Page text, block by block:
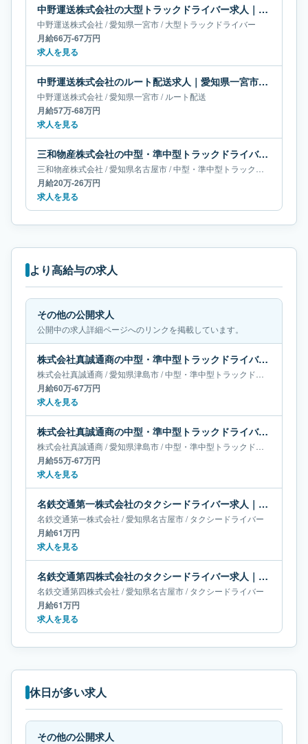
中野運送株式会社の大型トラックドライバー求人｜愛知県一宮市｜月給66万-67万円
中野運送株式会社 /愛知県一宮市/大型トラックドライバー
月給66万-67万円
求人を見る
中野運送株式会社のルート配送求人｜愛知県一宮市｜月給57万-68万円
中野運送株式会社 /愛知県一宮市/ ルート配送
月給57万-68万円
求人を見る
三和物産株式会社の中型・準中型トラックドライバー求人｜愛知県名古屋市｜月給20万-26万円
三和物産株式会社 /愛知県名古屋市/中型・準中型トラックドライバー
月給20万-26万円
求人を見る
より高給与の求人
その他の公開求人
公開中の求人詳細ページへのリンクを掲載しています。
株式会社真誠通商の中型・準中型トラックドライバー求人｜愛知県津島市｜月給60万-67万円
株式会社真誠通商/愛知県津島市/中型・準中型トラックドライバー
月給60万-67万円
求人を見る
株式会社真誠通商の中型・準中型トラックドライバー求人｜愛知県津島市｜月給55万-67万円
株式会社真誠通商/愛知県津島市/中型・準中型トラックドライバー
月給55万-67万円
求人を見る
名鉄交通第一株式会社のタクシードライバー求人｜愛知県名古屋市｜月給61万円
名鉄交通第一株式会社 /愛知県名古屋市/タクシードライバー
月給61万円
求人を見る
名鉄交通第四株式会社のタクシードライバー求人｜愛知県名古屋市｜月給61万円
名鉄交通第四株式会社 /愛知県名古屋市/タクシードライバー
月給61万円
求人を見る
休日が多い求人
その他の公開求人